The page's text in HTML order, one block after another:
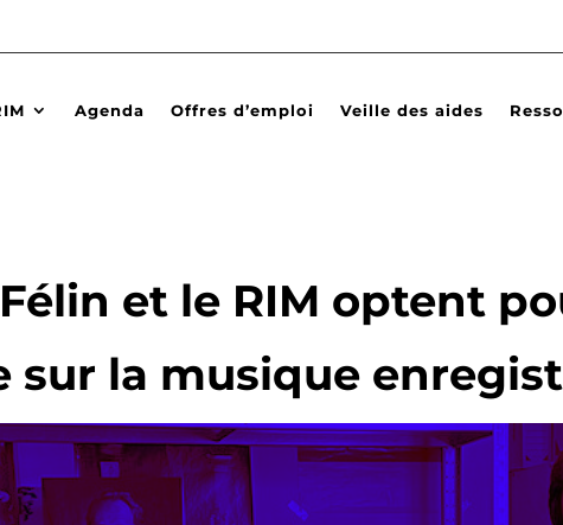
Agenda Offres d’emploi Veille des aides
Félin et le RIM optent
sur la musique